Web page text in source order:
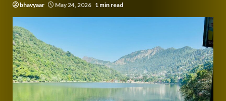
bhavyaar May 24, 2026 1 min read